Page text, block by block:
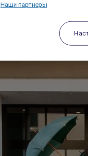
Наши партнеры